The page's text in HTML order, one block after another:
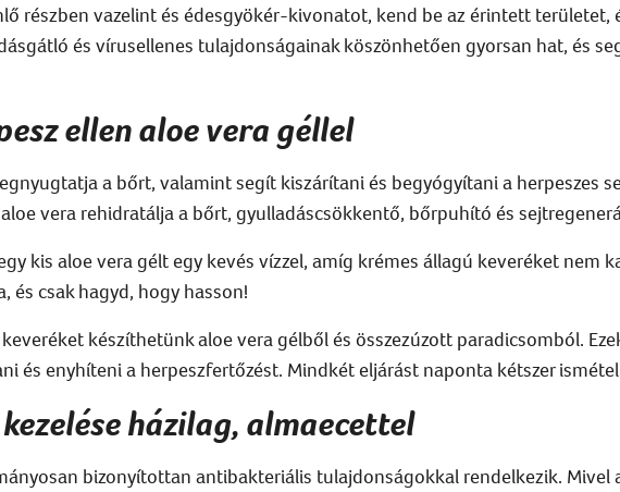
részben vazelint és édesgyökér-kivonatot, kend be az érintett területet,
és vírusellenes tulajdonságainak köszönhetően gyorsan hat, és
ellen aloe vera géllel
a bőrt, valamint segít kiszárítani és begyógyítani a herpeszes
vera rehidratálja a bőrt, gyulladáscsökkentő, bőrpuhító és
kis aloe vera gélt egy kevés vízzel, amíg krémes állagú keveréket nem
és csak hagyd, hogy hasson!
készíthetünk aloe vera gélből és összezúzott paradicsomból.
és enyhíteni a herpeszfertőzést. Mindkét eljárást naponta kétszer
házilag, almaecettel
bizonyítottan antibakteriális tulajdonságokkal rendelkezik. Mivel